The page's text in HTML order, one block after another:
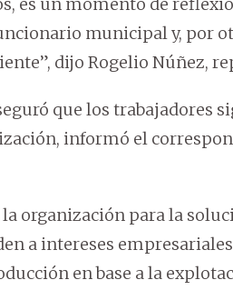
municipal y, por
dijo Rogelio Núñez,
que los trabajadores
informó el
la organización para la
a intereses
en base a la